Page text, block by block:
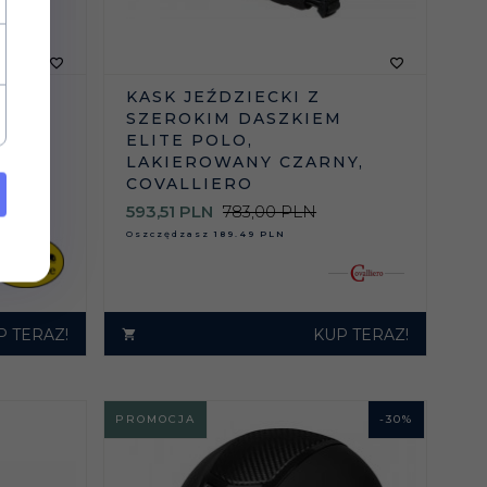
-
TERAZ!
KASK JEŹDZIECKI Z
SZEROKIM DASZKIEM
ELITE POLO,
LAKIEROWANY CZARNY,
COVALLIERO
593,51 PLN 783,00 PLN
Oszczędzasz189.49 PLN
KUP TERAZ!
-30%
PROMOCJA